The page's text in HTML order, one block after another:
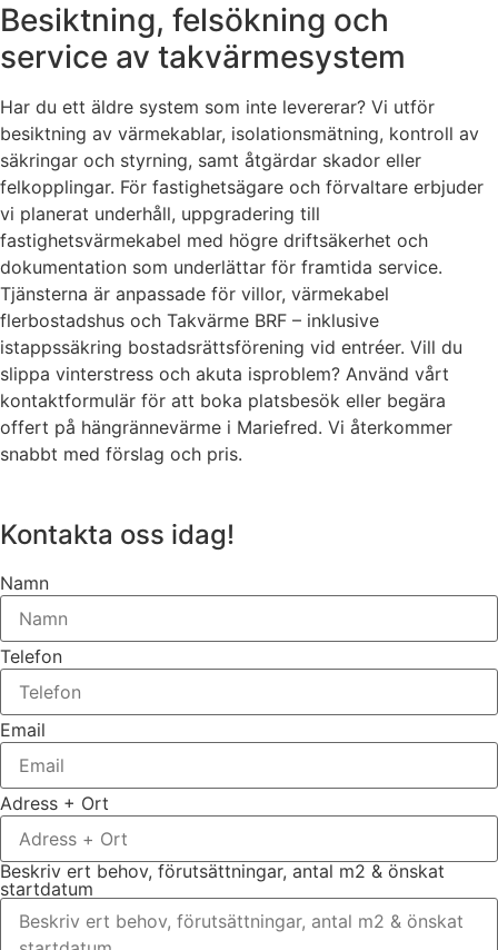
Besiktning, felsökning och
service av takvärmesystem
Har du ett äldre system som inte levererar? Vi utför
besiktning av värmekablar, isolationsmätning, kontroll av
säkringar och styrning, samt åtgärdar skador eller
felkopplingar. För fastighetsägare och förvaltare erbjuder
vi planerat underhåll, uppgradering till
fastighetsvärmekabel med högre driftsäkerhet och
dokumentation som underlättar för framtida service.
Tjänsterna är anpassade för villor, värmekabel
flerbostadshus och Takvärme BRF – inklusive
istappssäkring bostadsrättsförening vid entréer. Vill du
slippa vinterstress och akuta isproblem? Använd vårt
kontaktformulär för att boka platsbesök eller begära
offert på hängrännevärme i Mariefred. Vi återkommer
snabbt med förslag och pris.
Kontakta oss idag!
Namn
Telefon
Email
Adress + Ort
Beskriv ert behov, förutsättningar, antal m2 & önskat
startdatum